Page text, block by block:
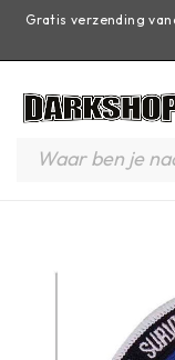
Gratis verzending